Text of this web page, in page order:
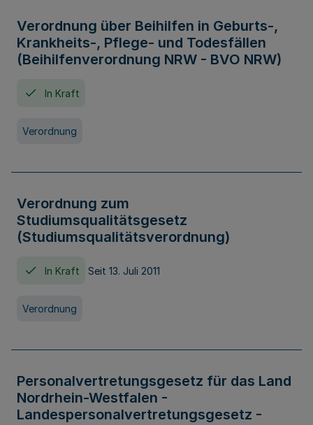
Verordnung über Beihilfen in Geburts-,
Krankheits-, Pflege- und Todesfällen
(Beihilfenverordnung NRW - BVO NRW)
In Kraft
Verordnung
Verordnung zum
Studiumsqualitätsgesetz
(Studiumsqualitätsverordnung)
In Kraft Seit 13. Juli 2011
Verordnung
Personalvertretungsgesetz für das Land
Nordrhein-Westfalen -
Landespersonalvertretungsgesetz -